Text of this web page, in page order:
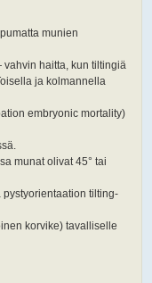
munien
haitta, kun tiltingiä
ja kolmannella
embryonic mortality)
munat olivat 45° tai
tilting-
korvike) tavalliselle